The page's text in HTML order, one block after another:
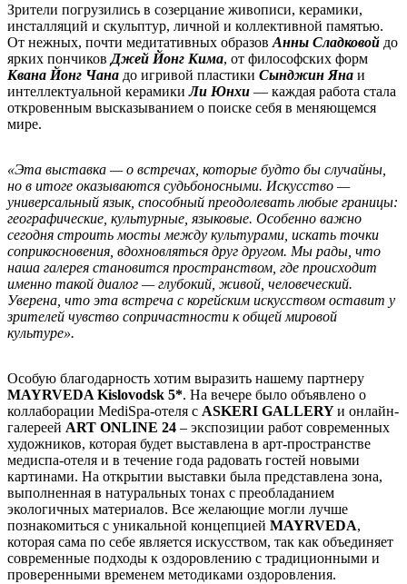
Зрители погрузились в созерцание живописи, керамики,
инсталляций и скульптур, личной и коллективной памятью.
От нежных, почти медитативных образов Анны Сладковой до
ярких пончиков Джей Йонг Кима, от философских форм
Квана Йонг Чана до игривой пластики Сынджин Яна и
интеллектуальной керамикиЛи Юнхи — каждая работа стала
откровенным высказыванием о поиске себя в меняющемся
мире.
«Эта выставка — о встречах, которые будто бы случайны,
но в итоге оказываются судьбоносными. Искусство —
универсальный язык, способный преодолевать любые границы:
географические, культурные, языковые. Особенно важно
сегодня строить мосты между культурами, искать точки
соприкосновения, вдохновляться друг другом. Мы рады, что
наша галерея становится пространством, где происходит
именно такой диалог — глубокий, живой, человеческий.
Уверена, что эта встреча с корейским искусством оставит у
зрителей чувство сопричастности к общей мировой
культуре».
Особую благодарность хотим выразить нашему партнеру
MAYRVEDA Kislovodsk 5*. На вечере было объявлено о
коллаборации MediSpa-отеля с ASKERI GALLERYи онлайн-
галереей ART ONLINE 24 – экспозиции работ современных
художников, которая будет выставлена в арт-пространстве
медиспа-отеля и в течение года радовать гостей новыми
картинами. На открытии выставки была представлена зона,
выполненная в натуральных тонах с преобладанием
экологичных материалов. Все желающие могли лучше
познакомиться с уникальной концепцией MAYRVEDA,
которая сама по себе является искусством, так как объединяет
современные подходы к оздоровлению с традиционными и
проверенными временем методиками оздоровления.